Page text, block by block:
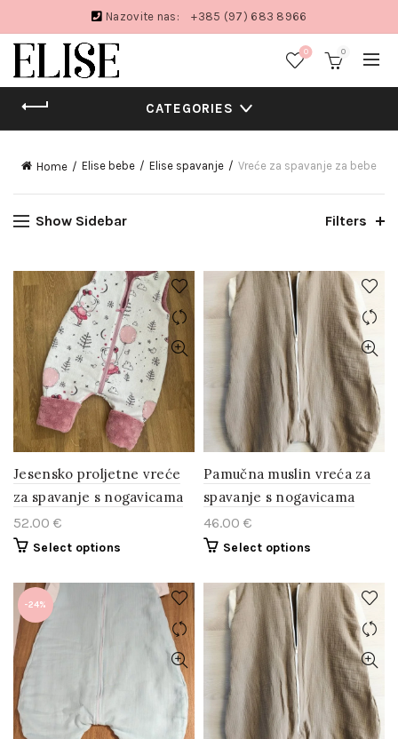
Nazovite nas: +385 (97) 683 8966
0 0
CATEGORIES
Home Elise bebe Elise spavanje Vreće za spavanje za bebe
Show Sidebar Filters
Jesensko proljetne vreće
za spavanje s nogavicama
52.00 €
Select options
Pamučna muslin vreća za
spavanje s nogavicama
46.00 €
Select options
-24%